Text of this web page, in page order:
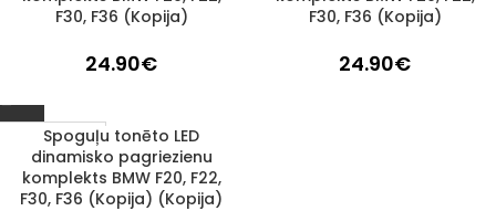
F30, F36 (Kopija)
24.90€
F30, F36 (Kopija)
24.90€
1–3 d. d.
Spoguļu tonēto LED
dinamisko pagriezienu
komplekts BMW F20, F22,
F30, F36 (Kopija) (Kopija)